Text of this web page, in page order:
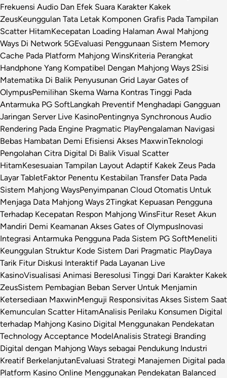
Frekuensi Audio Dan Efek Suara Karakter Kakek
ZeusKeunggulan Tata Letak Komponen Grafis Pada Tampilan
Scatter HitamKecepatan Loading Halaman Awal Mahjong
Ways Di Network 5GEvaluasi Penggunaan Sistem Memory
Cache Pada Platform Mahjong WinsKriteria Perangkat
Handphone Yang Kompatibel Dengan Mahjong Ways 2Sisi
Matematika Di Balik Penyusunan Grid Layar Gates of
OlympusPemilihan Skema Warna Kontras Tinggi Pada
Antarmuka PG SoftLangkah Preventif Menghadapi Gangguan
Jaringan Server Live KasinoPentingnya Synchronous Audio
Rendering Pada Engine Pragmatic PlayPengalaman Navigasi
Bebas Hambatan Demi Efisiensi Akses MaxwinTeknologi
Pengolahan Citra Digital Di Balik Visual Scatter
HitamKesesuaian Tampilan Layout Adaptif Kakek Zeus Pada
Layar TabletFaktor Penentu Kestabilan Transfer Data Pada
Sistem Mahjong WaysPenyimpanan Cloud Otomatis Untuk
Menjaga Data Mahjong Ways 2Tingkat Kepuasan Pengguna
Terhadap Kecepatan Respon Mahjong WinsFitur Reset Akun
Mandiri Demi Keamanan Akses Gates of OlympusInovasi
Integrasi Antarmuka Pengguna Pada Sistem PG SoftMeneliti
Keunggulan Struktur Kode Sistem Dari Pragmatic PlayDaya
Tarik Fitur Diskusi Interaktif Pada Layanan Live
KasinoVisualisasi Animasi Beresolusi Tinggi Dari Karakter Kakek
ZeusSistem Pembagian Beban Server Untuk Menjamin
Ketersediaan MaxwinMenguji Responsivitas Akses Sistem Saat
Kemunculan Scatter HitamAnalisis Perilaku Konsumen Digital
terhadap Mahjong Kasino Digital Menggunakan Pendekatan
Technology Acceptance ModelAnalisis Strategi Branding
Digital dengan Mahjong Ways sebagai Pendukung Industri
Kreatif BerkelanjutanEvaluasi Strategi Manajemen Digital pada
Platform Kasino Online Menggunakan Pendekatan Balanced